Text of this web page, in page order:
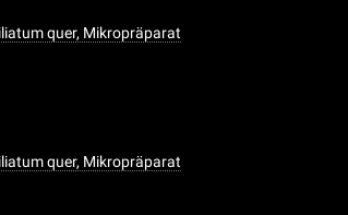
quer, Mikropräparat
quer, Mikropräparat